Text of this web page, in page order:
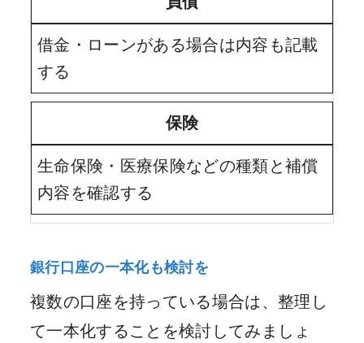
借金・ローンがある場合は内容も記載
する
保険
生命保険・医療保険などの種類と補償
内容を確認する
銀行口座の一本化も検討を
複数の口座を持っている場合は、整理し
て一本化することを検討してみましょ